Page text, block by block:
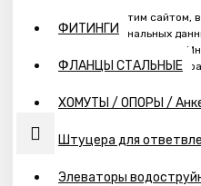
ФИТИНГИ
ФЛАНЦЫ СТАЛЬНЫЕ
ХОМУТЫ / ОПОРЫ /
Штуцера для
Элеваторы
Пользуясь этим сайтом,
ваших персональных
.
ознакомительный